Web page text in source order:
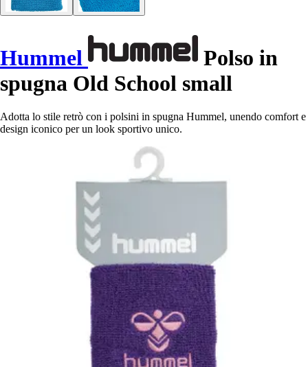
Hummel
Polso in
spugna Old School small
Adotta lo stile retrò con i polsini in spugna Hummel, unendo comfort e
design iconico per un look sportivo unico.